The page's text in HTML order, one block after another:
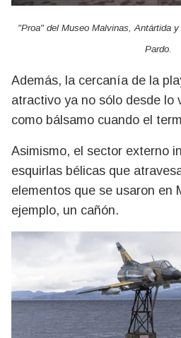
"Proa" del Museo Malvinas, Antártida
Pardo.
Además, la cercanía de la
atractivo ya no sólo desde lo
como bálsamo cuando el
Asimismo, el sector externo
esquirlas bélicas que
elementos que se usaron en
ejemplo, un cañón.